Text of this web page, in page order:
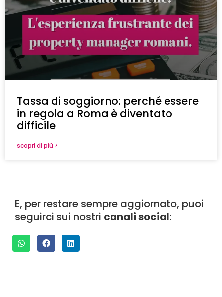
Tassa di soggiorno: perché essere
in regola a Roma è diventato
difficile
scopri di più >
E, per restare sempre aggiornato, puoi
seguirci sui nostri canali social: